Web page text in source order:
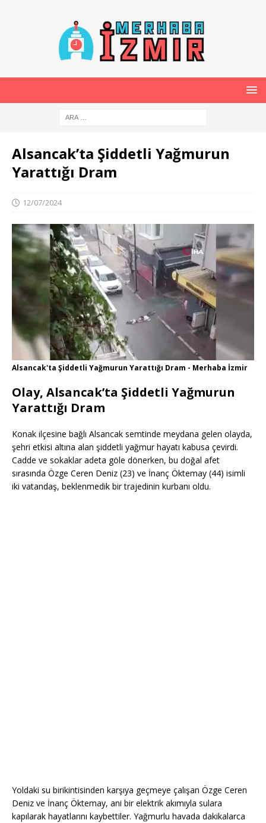
Alsancak’ta Şiddetli Yağmurun
Yarattığı Dram
12/07/2024
Alsancak'ta Şiddetli Yağmurun Yarattığı Dram - Merhaba İzmir
Olay, Alsancak’ta Şiddetli Yağmurun
Yarattığı Dram
Konak ilçesine bağlı Alsancak semtinde meydana gelen olayda,
şehri etkisi altına alan şiddetli yağmur hayatı kabusa çevirdi.
Cadde ve sokaklar adeta göle dönerken, bu doğal afet
sırasında Özge Ceren Deniz (23) ve İnanç Öktemay (44) isimli
iki vatandaş, beklenmedik bir trajedinin kurbanı oldu.
Yoldaki su birikintisinden karşıya geçmeye çalışan Özge Ceren
Deniz ve İnanç Öktemay, ani bir elektrik akımıyla sulara
kapılarak hayatlarını kaybettiler. Yağmurlu havada dakikalarca